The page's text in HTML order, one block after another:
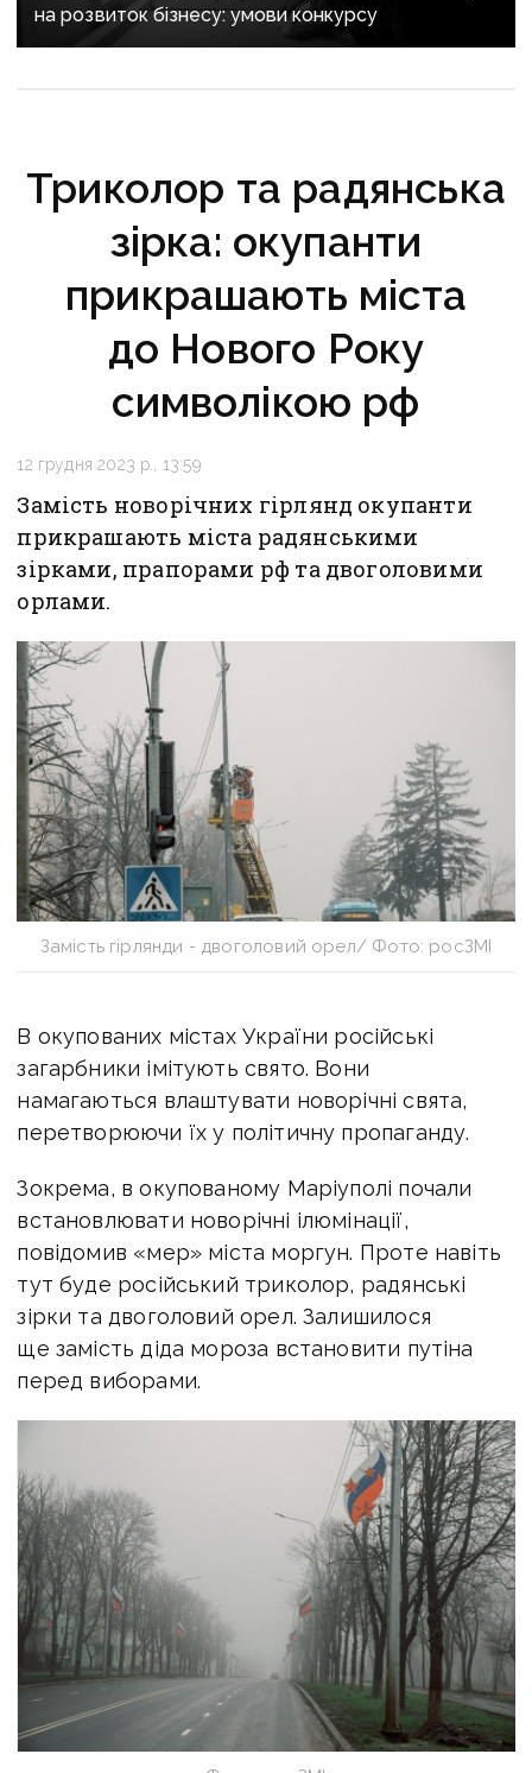
на розвиток бізнесу: умови конкурсу
Триколор та радянська
зірка: окупанти
прикрашають міста
до Нового Року
символікою рф
12 грудня 2023 р., 13:59
Замість новорічних гірлянд окупанти
прикрашають міста радянськими
зірками, прапорами рф та двоголовими
орлами.
Замість гірлянди - двоголовий орел/ Фото: росЗМІ
В окупованих містах України російські
загарбники імітують свято. Вони
намагаються влаштувати новорічні свята,
перетворюючи їх у політичну пропаганду.
Зокрема, в окупованому Маріуполі почали
встановлювати новорічні ілюмінації,
повідомив «мер» міста моргун. Проте навіть
тут буде російський триколор, радянські
зірки та двоголовий орел. Залишилося
ще замість діда мороза встановити путіна
перед виборами.